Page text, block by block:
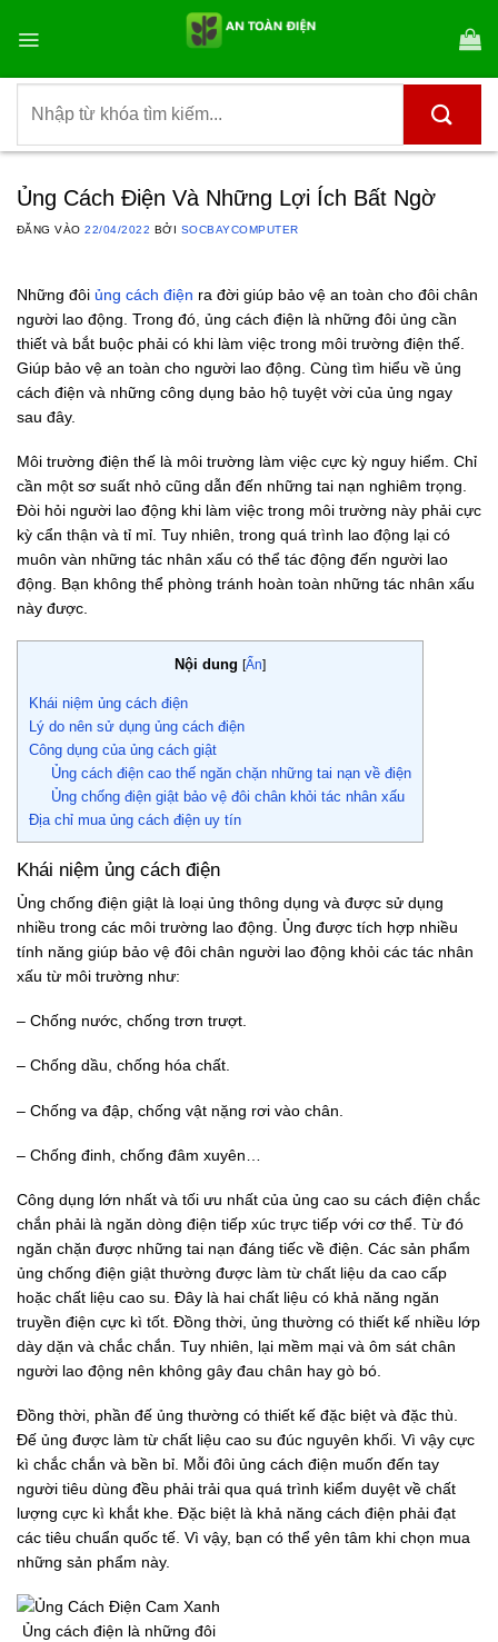
qua
dung
kiếm:
Ủng Cách Điện Và Những Lợi Ích Bất Ngờ
ĐĂNG VÀO22/04/2022 BỞI SOCBAYCOMPUTER
Những đôi ủng cách điện ra đời giúp bảo vệ an toàn cho đôi chân
người lao động. Trong đó, ủng cách điện là những đôi ủng cần
thiết và bắt buộc phải có khi làm việc trong môi trường điện thế.
Giúp bảo vệ an toàn cho người lao động. Cùng tìm hiểu về ủng
cách điện và những công dụng bảo hộ tuyệt vời của ủng ngay
sau đây.
Môi trường điện thế là môi trường làm việc cực kỳ nguy hiểm. Chỉ
cần một sơ suất nhỏ cũng dẫn đến những tai nạn nghiêm trọng.
Đòi hỏi người lao động khi làm việc trong môi trường này phải cực
kỳ cẩn thận và tỉ mỉ. Tuy nhiên, trong quá trình lao động lại có
muôn vàn những tác nhân xấu có thể tác động đến người lao
động. Bạn không thể phòng tránh hoàn toàn những tác nhân xấu
này được.
Nội dung [Ẩn]
Khái niệm ủng cách điện
Lý do nên sử dụng ủng cách điện
Công dụng của ủng cách giật
Ủng cách điện cao thế ngăn chặn những tai nạn về điện
Ủng chống điện giật bảo vệ đôi chân khỏi tác nhân xấu
Địa chỉ mua ủng cách điện uy tín
Khái niệm ủng cách điện
Ủng chống điện giật là loại ủng thông dụng và được sử dụng
nhiều trong các môi trường lao động. Ủng được tích hợp nhiều
tính năng giúp bảo vệ đôi chân người lao động khỏi các tác nhân
xấu từ môi trường như:
– Chống nước, chống trơn trượt.
– Chống dầu, chống hóa chất.
– Chống va đập, chống vật nặng rơi vào chân.
– Chống đinh, chống đâm xuyên…
Công dụng lớn nhất và tối ưu nhất của ủng cao su cách điện chắc
chắn phải là ngăn dòng điện tiếp xúc trực tiếp với cơ thể. Từ đó
ngăn chặn được những tai nạn đáng tiếc về điện. Các sản phẩm
ủng chống điện giật thường được làm từ chất liệu da cao cấp
hoặc chất liệu cao su. Đây là hai chất liệu có khả năng ngăn
truyền điện cực kì tốt. Đồng thời, ủng thường có thiết kế nhiều lớp
dày dặn và chắc chắn. Tuy nhiên, lại mềm mại và ôm sát chân
người lao động nên không gây đau chân hay gò bó.
Đồng thời, phần đế ủng thường có thiết kế đặc biệt và đặc thù.
Đế ủng được làm từ chất liệu cao su đúc nguyên khối. Vì vậy cực
kì chắc chắn và bền bỉ. Mỗi đôi ủng cách điện muốn đến tay
người tiêu dùng đều phải trải qua quá trình kiểm duyệt về chất
lượng cực kì khắt khe. Đặc biệt là khả năng cách điện phải đạt
các tiêu chuẩn quốc tế. Vì vậy, bạn có thể yên tâm khi chọn mua
những sản phẩm này.
Ủng cách điện là những đôi